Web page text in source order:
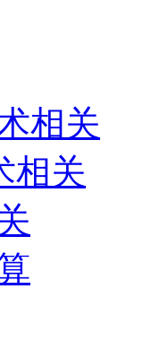
相关
相关